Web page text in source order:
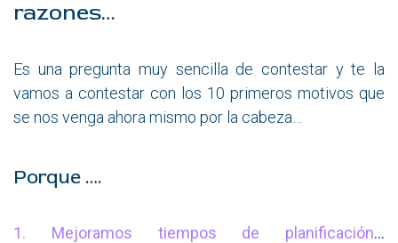
razones…
Es una pregunta muy sencilla de contestar y te la
vamos a contestar con los 10 primeros motivos que
se nos venga ahora mismo por la cabeza…
Porque ….
1. Mejoramos tiempos de planificación…